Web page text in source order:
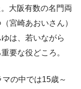
大阪有数の名門両
宮崎あおいさん）
は、若いながら
要な役どころ。
の中では15歳～